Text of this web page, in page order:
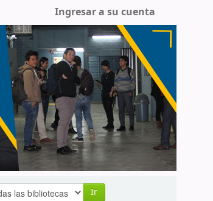
Ingresar a su cuenta
Ir